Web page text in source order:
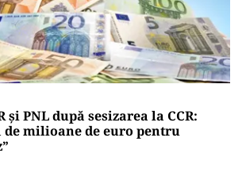
și PNL după sesizarea la CCR:
de milioane de euro pentru